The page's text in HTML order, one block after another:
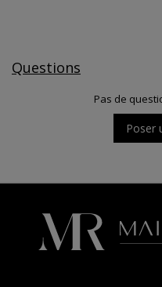
Questions
Pas de
Poser